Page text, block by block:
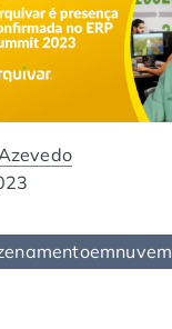
BPM
de NF-e
Ensino
Pessoal